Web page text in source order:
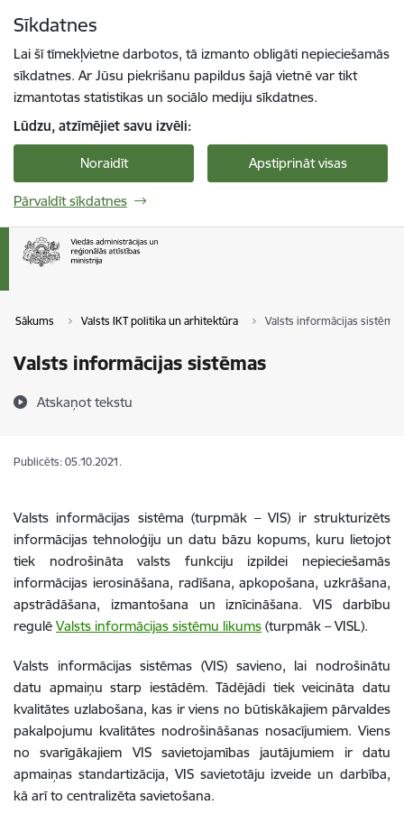
Sīkdatnes
Lai šī tīmekļvietne darbotos, tā izmanto obligāti nepieciešamās
sīkdatnes. Ar Jūsu piekrišanu papildus šajā vietnē var tikt
izmantotas statistikas un sociālo mediju sīkdatnes.
Lūdzu, atzīmējiet savu izvēli:
Noraidīt Apstiprināt visas
Pārvaldīt sīkdatnes
Sākums Valsts IKT politika un arhitektūra Valsts informācijas sistēmas
Valsts informācijas sistēmas
Atskaņot tekstu
Publicēts: 05.10.2021.
Valsts informācijas sistēma (turpmāk – VIS) ir strukturizēts
informācijas tehnoloģiju un datu bāzu kopums, kuru lietojot
tiek nodrošināta valsts funkciju izpildei nepieciešamās
informācijas ierosināšana, radīšana, apkopošana, uzkrāšana,
apstrādāšana, izmantošana un iznīcināšana. VIS darbību
regulē Valsts informācijas sistēmu likums (turpmāk – VISL).
Valsts informācijas sistēmas (VIS) savieno, lai nodrošinātu
datu apmaiņu starp iestādēm. Tādējādi tiek veicināta datu
kvalitātes uzlabošana, kas ir viens no būtiskākajiem pārvaldes
pakalpojumu kvalitātes nodrošināšanas nosacījumiem. Viens
no svarīgākajiem VIS savietojamības jautājumiem ir datu
apmaiņas standartizācija, VIS savietotāju izveide un darbība,
kā arī to centralizēta savietošana.